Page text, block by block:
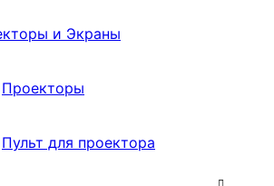
и Экраны
Проекторы
Пульт для проектора